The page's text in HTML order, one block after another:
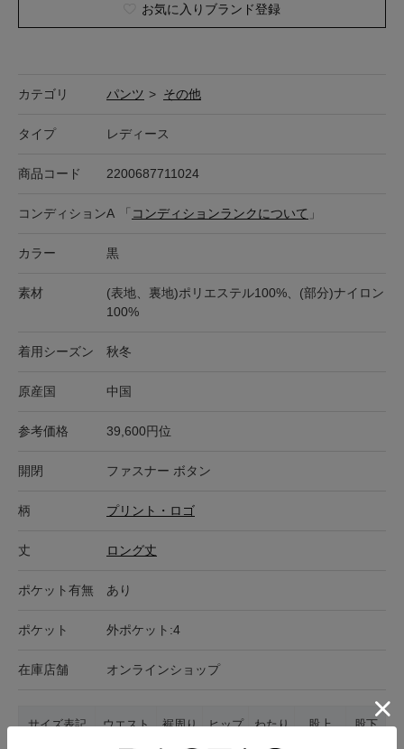
お気に入りブランド登録
カテゴリ パンツ > その他
タイプ レディース
商品コード 2200687711024
コンディションA 「 コンディションランクについて 」
カラー 黒
素材
(表地、裏地)ポリエステル100%、(部分)ナイロン
100%
着用シーズン 秋冬
原産国 中国
参考価格 39,600円位
開閉 ファスナー ボタン
柄 プリント・ロゴ
丈 ロング丈
ポケット有無 あり
ポケット 外ポケット:4
在庫店舗 オンラインショップ
サイズ表記 ウエスト 裾周り ヒップ わたり 股上 股下